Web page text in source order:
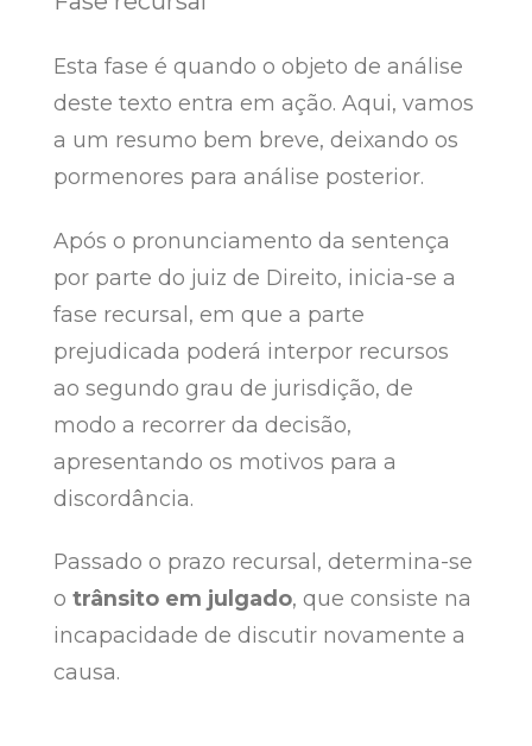
Esta fase é quando o objeto de análise
deste texto entra em ação. Aqui, vamos
a um resumo bem breve, deixando os
pormenores para análise posterior.
Após o pronunciamento da sentença
por parte do juiz de Direito, inicia-se a
fase recursal, em que a parte
prejudicada poderá interpor recursos
ao segundo grau de jurisdição, de
modo a recorrer da decisão,
apresentando os motivos para a
discordância.
Passado o prazo recursal, determina-se
o trânsito em julgado, que consiste na
incapacidade de discutir novamente a
causa.